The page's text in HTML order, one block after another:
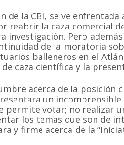
de la CBI, se ve
reabrir la caza comercial
investigación. Pero
de la moratoria
balleneros en el
caza científica y la
acerca de la posición
un
permite votar; no realizar
los temas que son de
y firme acerca de la